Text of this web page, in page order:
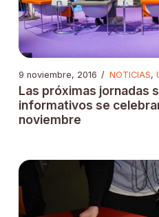
9 noviembre, 2016 / NOTICIAS,
Las próximas jornadas
informativos se
noviembre